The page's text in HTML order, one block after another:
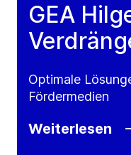
GEA
Optimale
Fördermedien
Weiterlesen